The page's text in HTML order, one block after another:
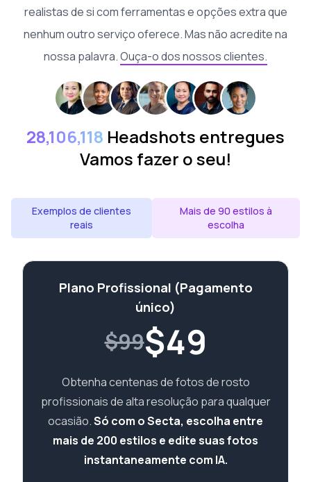
realistas de si com ferramentas e opções extra que
nenhum outro serviço oferece. Mas não acredite na
nossa palavra.Ouça-o dos nossos clientes.
28,106,118 Headshots entregues
Vamos fazer o seu!
Exemplos de clientes
reais
Mais de 90 estilos à
escolha
Plano Profissional (Pagamento
único)
$99$49
Obtenha centenas de fotos de rosto
profissionais de alta resolução para qualquer
ocasião.Só com o Secta, escolha entre
mais de 200 estilos e edite suas fotos
instantaneamente com IA.